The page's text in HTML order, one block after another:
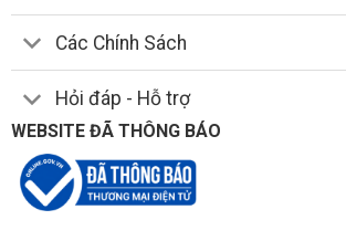
Các Chính Sách
Hỏi đáp - Hỗ trợ
WEBSITE ĐÃ THÔNG BÁO